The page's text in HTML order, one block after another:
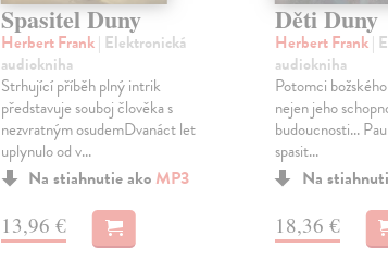
Spasitel Duny
Herbert Frank| Elektronická
audiokniha
Strhující příběh plný intrik
představuje souboj člověka s
nezvratným osudemDvanáct let
uplynulo od v...
Na stiahnutie ako MP3
13,96 €
Děti Duny
Herbert Frank|
audiokniha
Potomci
nejen jeho
budoucnosti...
spasit...
Na
18,36 €